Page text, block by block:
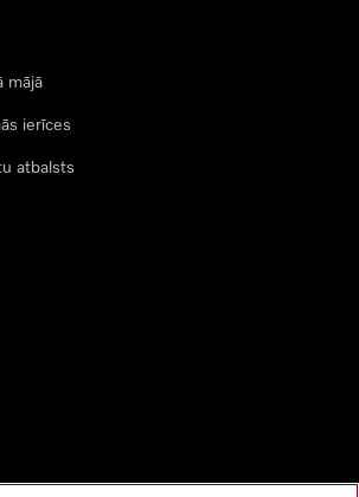
mājā
ierīces
atbalsts